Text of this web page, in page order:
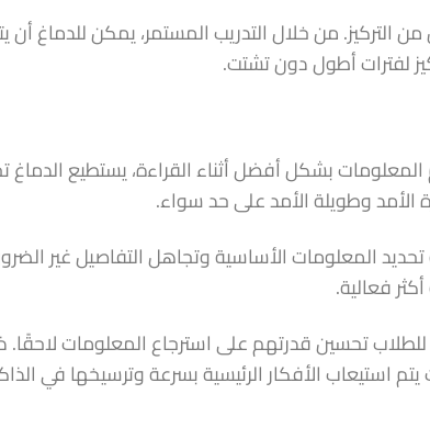
التركيز. من خلال التدريب المستمر، يمكن للدماغ أن
لفترات أطول دون تشتت.
بشكل أفضل أثناء القراءة، يستطيع الدماغ
الأمد وطويلة الأمد على حد سواء.
المعلومات الأساسية وتجاهل التفاصيل غير
فعالية.
للطلاب تحسين قدرتهم على استرجاع المعلومات لاحقًا.
استيعاب الأفكار الرئيسية بسرعة وترسيخها في